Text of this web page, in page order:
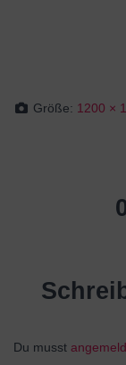
Größe: 1200 ×
Du musst